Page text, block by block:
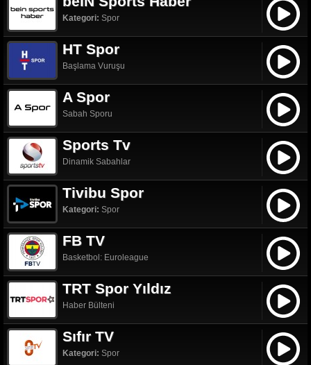
Kategori: Spor
HT Spor
Başlama Vuruşu
A Spor
Sabah Sporu
Sports Tv
Dinamik Sabahlar
Tivibu Spor
Kategori: Spor
FB TV
Basketbol: Euroleague
TRT Spor Yıldız
Haber Bülteni
Sıfır TV
Kategori: Spor